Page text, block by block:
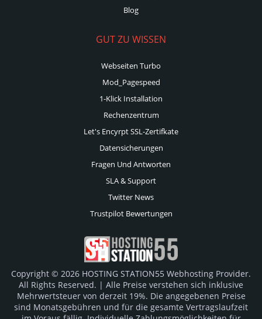
Blog
GUT ZU WISSEN
Webseiten Turbo
Mod_Pagespeed
1-Klick Installation
Rechenzentrum
Let's Encyrpt SSL-Zertifkate
Datensicherungen
Fragen Und Antworten
SLA & Support
Twitter News
Trustpilot Bewertungen
Copyright © 2026 HOSTING STATION55 Webhosting Provider.
All Rights Reserved. | Alle Preise verstehen sich inklusive
Mehrwertsteuer von derzeit 19%. Die angegebenen Preise
sind Monatsgebühren und für die gesamte Vertragslaufzeit